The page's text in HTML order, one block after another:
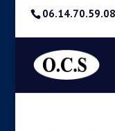
06.14.70.59.08